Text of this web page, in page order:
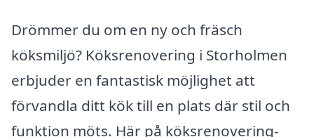
Drömmer du om en ny och fräsch
köksmiljö? Köksrenovering i Storholmen
erbjuder en fantastisk möjlighet att
förvandla ditt kök till en plats där stil och
funktion möts. Här på köksrenovering-